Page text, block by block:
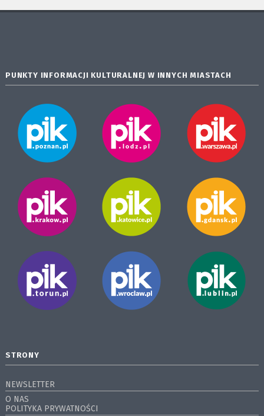
PUNKTY INFORMACJI KULTURALNEJ W INNYCH MIASTACH
STRONY
NEWSLETTER
O NAS
POLITYKA PRYWATNOŚCI